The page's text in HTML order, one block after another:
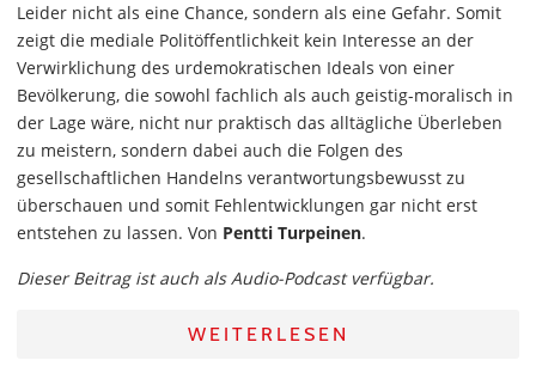
Leider nicht als eine Chance, sondern als eine Gefahr. Somit
zeigt die mediale Politöffentlichkeit kein Interesse an der
Verwirklichung des urdemokratischen Ideals von einer
Bevölkerung, die sowohl fachlich als auch geistig-moralisch in
der Lage wäre, nicht nur praktisch das alltägliche Überleben
zu meistern, sondern dabei auch die Folgen des
gesellschaftlichen Handelns verantwortungsbewusst zu
überschauen und somit Fehlentwicklungen gar nicht erst
entstehen zu lassen. Von Pentti Turpeinen.
Dieser Beitrag ist auch als Audio-Podcast verfügbar.
WEITERLESEN